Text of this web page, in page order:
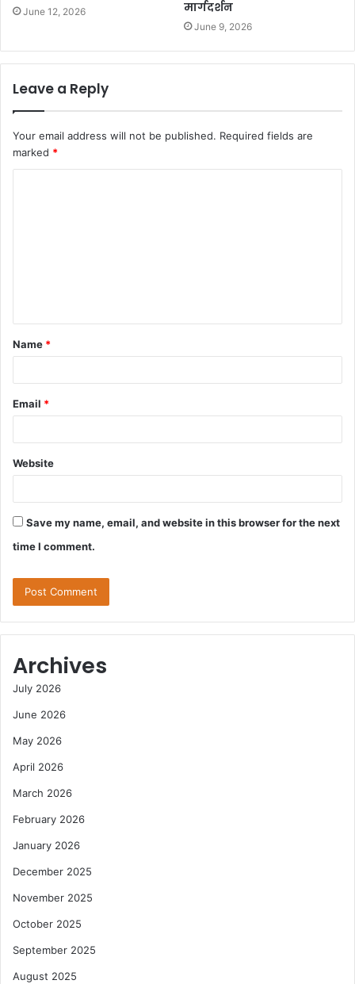
June 12, 2026
मार्गदर्शन
June 9, 2026
Leave a Reply
Your email address will not be published. Required fields are
marked *
t
*
Name *
Email *
Website
Save my name, email, and website in this browser for the next
time I comment.
Archives
July 2026
June 2026
May 2026
April 2026
March 2026
February 2026
January 2026
December 2025
November 2025
October 2025
September 2025
August 2025